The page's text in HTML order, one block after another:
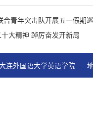
合青年突击队开展五一假期
大精神 踔厉奋发开新局
连外国语大学英语学院